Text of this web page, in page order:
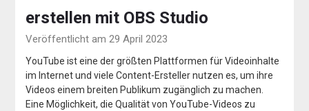
erstellen mit OBS Studio
Veröffentlicht am 29 April 2023
YouTube ist eine der größten Plattformen für Videoinhalte
im Internet und viele Content-Ersteller nutzen es, um ihre
Videos einem breiten Publikum zugänglich zu machen.
Eine Möglichkeit, die Qualität von YouTube-Videos zu